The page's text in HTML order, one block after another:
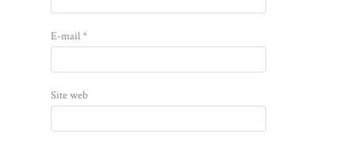
E-mail*
Site web